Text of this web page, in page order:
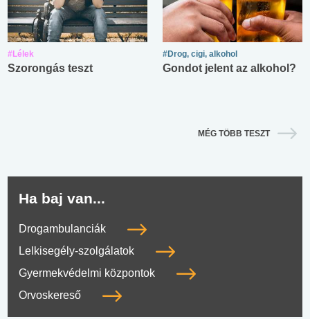
#Lélek
Szorongás teszt
#Drog, cigi, alkohol
Gondot jelent az alkohol?
MÉG TÖBB TESZT
Ha baj van...
Drogambulanciák
Lelkisegély-szolgálatok
Gyermekvédelmi központok
Orvoskereső